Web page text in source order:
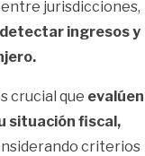
jurisdicciones,
ingresos y
crucial que evalúen
situación fiscal,
criterios